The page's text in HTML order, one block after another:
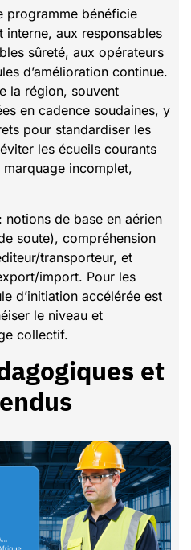
programme bénéficie
interne, aux responsables
sûreté, aux opérateurs
d’amélioration continue.
la région, souvent
en cadence soudaines, y
pour standardiser les
les écueils courants
incomplet,
notions de base en aérien
soute), compréhension
transporteur, et
import. Pour les
d’initiation accélérée est
le niveau et
collectif.
et